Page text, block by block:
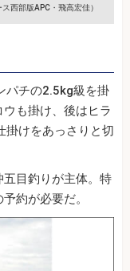
西部版APC・飛高宏佳）
パチの2.5kg級を掛
も掛け、後はヒラ
掛けをあっさりと切
目釣りが主体。特
約が必要だ。